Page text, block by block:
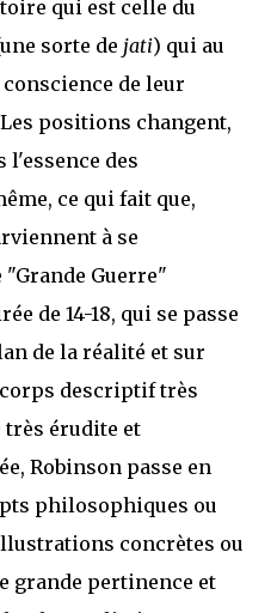
qui est celle du
sorte de jati) qui au
de leur
positions changent,
l'essence des
ce qui fait que,
à se
Guerre"
de 14-18, qui se passe
de la réalité et sur
descriptif très
érudite et
Robinson passe en
philosophiques ou
concrètes ou
grande pertinence et